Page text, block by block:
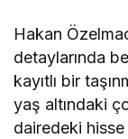
Hakan
detaylarında
kayıtlı bir
yaş altındaki
dairedeki hisse